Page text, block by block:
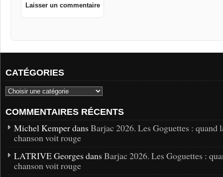
CATÉGORIES
COMMENTAIRES RÉCENTS
Michel Kemper dans Barjac 2026. Les Goguettes : quand
chanson voit rouge
LATRIVE Georges dans Barjac 2026. Les Goguettes :
chanson voit rouge